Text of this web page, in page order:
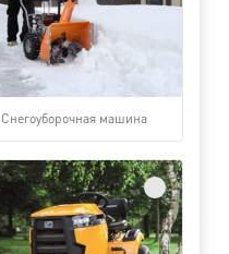
Снегоуборочная машина